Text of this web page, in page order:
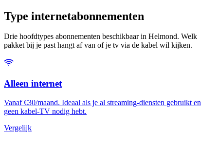
Type internetabonnementen
Drie hoofdtypes abonnementen beschikbaar in Helmond. Welk
pakket bij je past hangt af van of je tv via de kabel wil kijken.
Alleen internet
Vanaf €30/maand. Ideaal als je al streaming-diensten gebruikt en
geen kabel-TV nodig hebt.
Vergelijk